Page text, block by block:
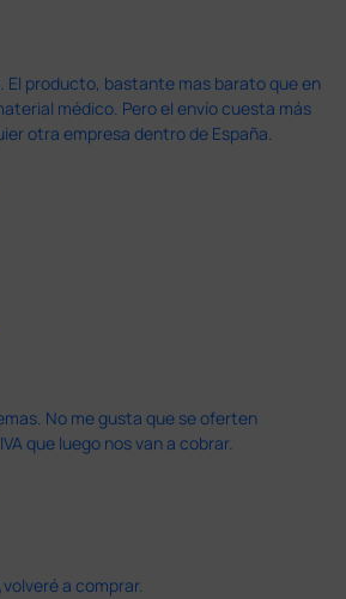
El producto, bastante mas barato que en
médico. Pero el envío cuesta más
otra empresa dentro de España.
No me gusta que se oferten
que luego nos van a cobrar.
a comprar.